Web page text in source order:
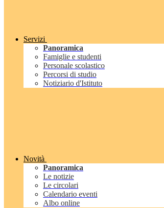
Servizi
Panoramica
Famiglie e studenti
Personale scolastico
Percorsi di studio
Notiziario d'Istituto
Novità
Panoramica
Le notizie
Le circolari
Calendario eventi
Albo online